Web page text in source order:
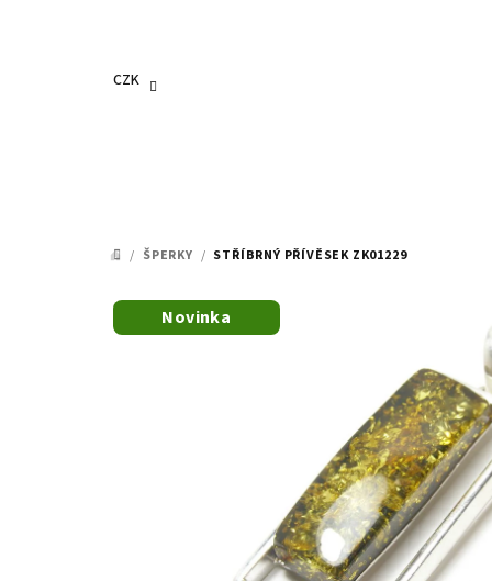
CZK
DOMŮ
/ ŠPERKY / STŘÍBRNÝ PŘÍVĚSEK ZK01229
Novinka